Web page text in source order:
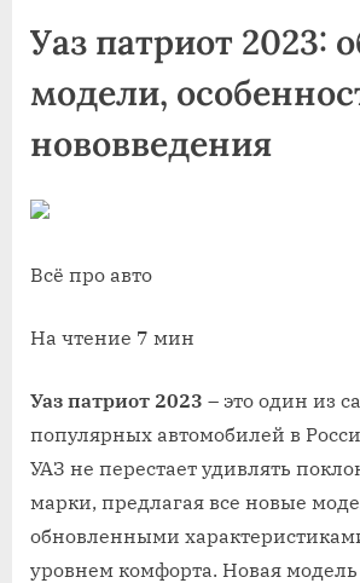
Уаз патриот 2023:
модели,
нововведения
Всё про авто
На чтение 7 мин
Уаз патриот 2023 – это один из
популярных автомобилей в
УАЗ не перестает удивлять
марки, предлагая все новые
обновленными
уровнем комфорта. Новая модель